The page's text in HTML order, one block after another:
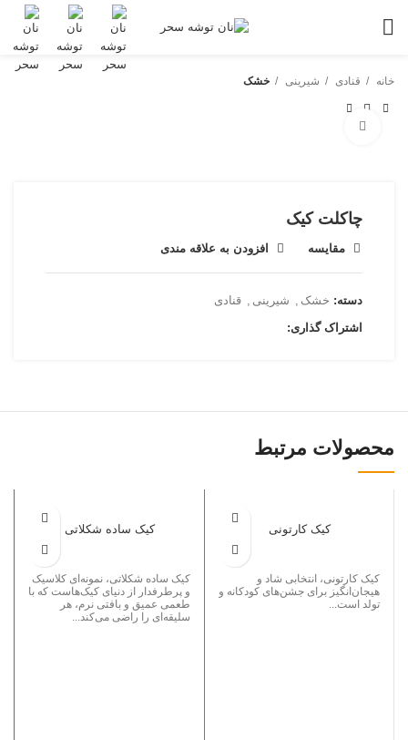
خانه قنادی شیرینی خشک
چاکلت کیک
مقایسه افزودن به علاقه مندی
دسته: خشک شیرینی
قنادی
اشتراک گذاری:
محصولات مرتبط
کیک کارتونی
کیک کارتونی، انتخابی شاد و
هیجان‌انگیز برای جشن‌های کودکانه و
تولد است...
کیک ساده شکلاتی
کیک ساده شکلاتی، نمونه‌ای کلاسیک
و پرطرفدار از دنیای کیک‌هاست که با
طعمی عمیق و بافتی نرم، هر
سلیقه‌ای را راضی می‌کند...